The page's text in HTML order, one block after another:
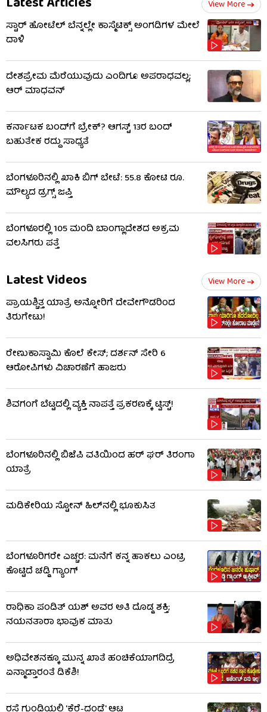
View More
ಸ್ಟಾರ್ ಹೋಟೆಲ್​​​​​ ಬೆನ್ನಲ್ಲೇ ಕಾಸ್ಮೆಟಿಕ್ಸ್ ಅಂಗಡಿಗಳ ಮೇಲೆ
ದಾಳಿ
ದೇಶಪ್ರೇಮ ಮೆರೆಯುವುದು ಎಂದಿಗೂ ಅಪರಾಧವಲ್ಲ;
ಆರ್ ಮಾಧವನ್
ಕರ್ನಾಟಕ ಬಂದ್‌ಗೆ ಬ್ರೇಕ್? ಆಗಸ್ಟ್ 13ರ ಬಂದ್
ಬಹುತೇಕ ರದ್ದು ಸಾಧ್ಯತೆ
ಬೆಂಗಳೂರಿನಲ್ಲಿ ಖಾಕಿ ಬಿಗ್‌ ಬೇಟೆ: 55.8 ಕೋಟಿ ರೂ.
ಮೌಲ್ಯದ ಡ್ರಗ್ಸ್ ಜಪ್ತಿ
ಬೆಂಗಳೂರಲ್ಲಿ 105 ಮಂದಿ ಬಾಂಗ್ಲಾದೇಶದ ಅಕ್ರಮ
ವಲಸಿಗರು ಪತ್ತೆ
Latest Videos View More
ಪ್ರಾಯಶ್ಚಿತ್ತ ಯಾತ್ರೆ ಅನ್ನೋರಿಗೆ ದೇವೇಗೌಡರಿಂದ
ತಿರುಗೇಟು!
ರೇಣುಕಾಸ್ವಾಮಿ ಕೊಲೆ ಕೇಸ್; ದರ್ಶನ್ ಸೇರಿ 6
ಆರೋಪಿಗಳು ವಿಚಾರಣೆಗೆ ಹಾಜರು
ಶಿವಗಂಗೆ ಬೆಟ್ಟದಲ್ಲಿ ವ್ಯಕ್ತಿ ನಾಪತ್ತೆ ಪ್ರಕರಣಕ್ಕೆ ಟ್ವಿಸ್ಟ್!
ಬೆಂಗಳೂರಿನಲ್ಲಿ ಬಿಜೆಪಿ ವತಿಯಿಂದ ಹರ್ ಘರ್ ತಿರಂಗಾ
ಯಾತ್ರೆ
ಮಡಿಕೇರಿಯ ಸ್ಟೋನ್ ಹಿಲ್‌ನಲ್ಲಿ ಭೂಕುಸಿತ
ಬೆಂಗಳೂರಿಗರೇ ಎಚ್ಚರ: ಮನೆಗೆ ಕನ್ನ ಹಾಕಲು ಎಂಟ್ರಿ
ಕೊಟ್ಟಿದೆ ಚಡ್ಡಿ ಗ್ಯಾಂಗ್
ರಾಧಿಕಾ ಪಂಡಿತ್ ಯಶ್ ಅವರ ಅತಿ ದೊಡ್ಡ ಶಕ್ತಿ;
ನಯನತಾರಾ ಭಾವುಕ ಮಾತು
ಅಧಿವೇಶನಕ್ಕೂ ಮುನ್ನ ಖಾತೆ ಹಂಚಿಕೆಯಾಗದಿದ್ರೆ
ಏನ್ಮಾಡ್ತಾರಂತೆ ಡಿಕೆಶಿ!